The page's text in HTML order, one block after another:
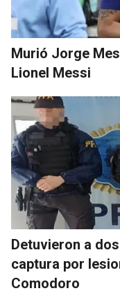
Murió Jorge
Lionel Messi
Detuvieron a
captura por
Comodoro